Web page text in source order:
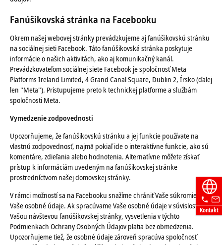
Kontakt
Fanúšikovská stránka na Facebooku
Okrem našej webovej stránky prevádzkujeme aj fanúšikovskú stránku
na sociálnej sieti Facebook. Táto fanúšikovská stránka poskytuje
informácie o našich aktivitách, ako aj komunikačný kanál.
Prevádzkovateľom sociálnej siete Facebook je spoločnosť Meta
Platforms Ireland Limited, 4 Grand Canal Square, Dublin 2, Írsko (ďalej
len "Meta"). Pristupujeme preto k technickej platforme a službám
spoločnosti Meta.
Vymedzenie zodpovednosti
Upozorňujeme, že fanúšikovskú stránku a jej funkcie používate na
vlastnú zodpovednosť, najmä pokiaľ ide o interaktívne funkcie, ako sú
komentáre, zdieľania alebo hodnotenia. Alternatívne môžete získať
prístup k informáciám uvedeným na fanúšikovskej stránke
prostredníctvom našej domovskej stránky.
V rámci možností sa na Facebooku snažíme chrániť Vaše súkromie a
Vaše osobné údaje. Ak spracúvame Vaše osobné údaje v súvislosti s
Vašou návštevou fanúšikovskej stránky, vysvetlenia v týchto
Podmienkach Ochrany Osobných Údajov platia bez obmedzenia.
Upozorňujeme tiež, že osobné údaje zároveň spracúva spoločnosť